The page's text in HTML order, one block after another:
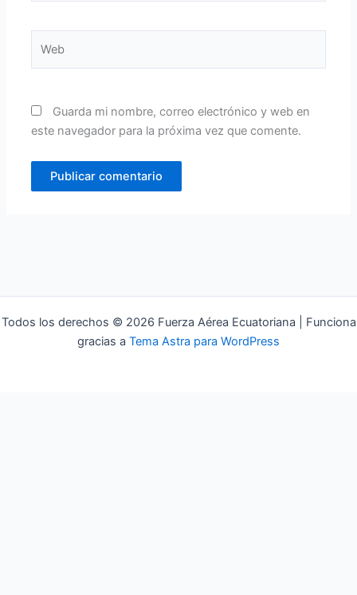
Guarda mi nombre, correo electrónico y web en
este navegador para la próxima vez que comente.
Todos los derechos © 2026 Fuerza Aérea Ecuatoriana | Funciona
gracias a Tema Astra para WordPress